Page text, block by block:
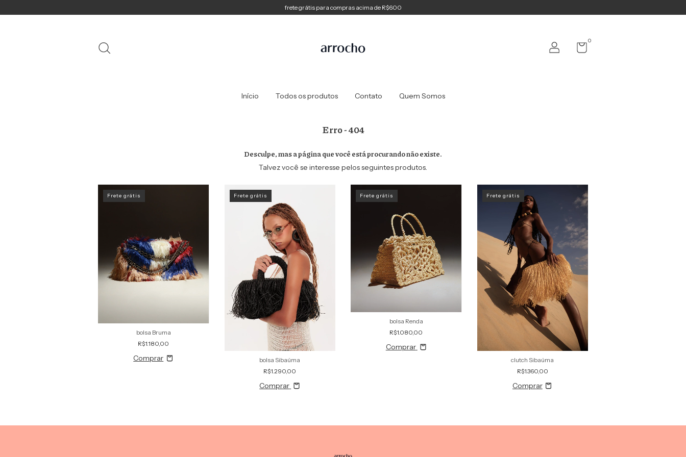
frete grátis para compras acima de R$600
0
Início Todos os produtos Contato Quem Somos
Erro - 404
Desculpe, mas a página que você está procurando não existe.
Talvez você se interesse pelos seguintes produtos.
Frete grátis
bolsa Bruma
R$1.180,00
Frete grátis
bolsa Sibaúma
R$1.290,00
Comprar
Frete grátis
bolsa Renda
R$1.080,00
Comprar
Frete grátis
clutch Sibaúma
R$1.360,00